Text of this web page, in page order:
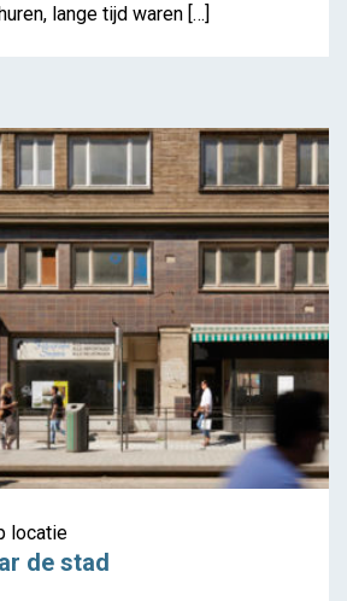
naar de ideale
Kapelleveld
lange tijd waren […]
locatie
de stad